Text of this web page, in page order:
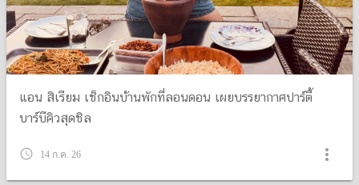
แอน สิเรียม เช็กอินบ้านพักที่ลอนดอน เผยบรรยากาศปาร์ตี้
บาร์บีคิวสุดชิล
query_builder 14 ก.ค. 26 more_vert